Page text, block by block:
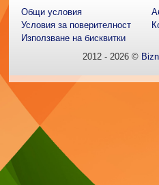
Общи условия
Условия за поверителност
Използване на бисквитки
2012 - 2026 ©